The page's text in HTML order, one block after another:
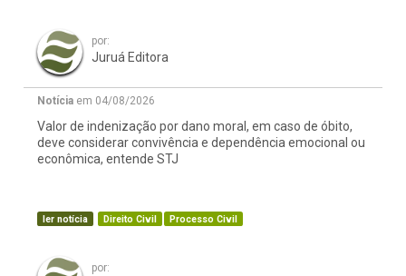
por:
Juruá Editora
Notícia em 04/08/2026
Valor de indenização por dano moral, em caso de óbito,
deve considerar convivência e dependência emocional ou
econômica, entende STJ
ler notícia Direito Civil Processo Civil
por: